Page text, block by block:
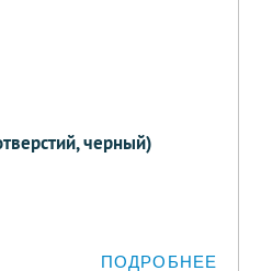
черный)
ПОДРОБНЕЕ